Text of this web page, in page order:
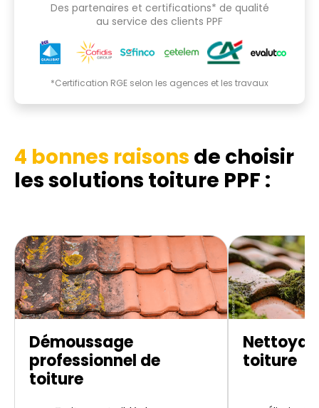
Des partenaires et certifications* de qualité
au service des clients PPF
*Certification RGE selon les agences et les travaux
4 bonnes raisons de choisir
lessolutions toiture PPF :
Démoussage
professionnel de
toiture
toiture